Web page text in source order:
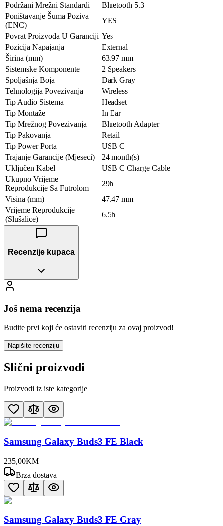
Podržani Mrežni Standardi
Bluetooth 5.3
Poništavanje Šuma Poziva
(ENC)
YES
Povrat Proizvoda U Garanciji Yes
Pozicija Napajanja
External
Širina (mm)
63.97 mm
Sistemske Komponente
2 Speakers
Spoljašnja Boja
Dark Gray
Tehnologija Povezivanja
Wireless
Tip Audio Sistema
Headset
Tip Montaže
In Ear
Tip Mrežnog Povezivanja
Bluetooth Adapter
Tip Pakovanja
Retail
Tip Power Porta
USB C
Trajanje Garancije (Mjeseci)
24 month(s)
Uključen Kabel
USB C Charge Cable
Ukupno Vrijeme
Reprodukcije Sa Futrolom
29h
Visina (mm)
47.47 mm
Vrijeme Reprodukcije
(Slušalice)
6.5h
Recenzije kupaca
Još nema recenzija
Budite prvi koji će ostaviti recenziju za ovaj proizvod!
Napišite recenziju
Slični proizvodi
Proizvodi iz iste kategorije
Samsung Galaxy Buds3 FE Black
235,00KM
Brza dostava
Samsung Galaxy Buds3 FE Gray